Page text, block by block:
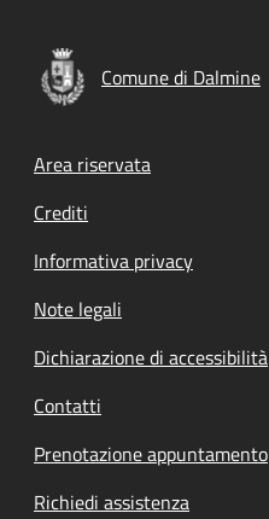
Comune di Dalmine
Footer menu
Area riservata
Crediti
Informativa privacy
Note legali
Dichiarazione di accessibilità
Contatti
Prenotazione appuntamento
Richiedi assistenza